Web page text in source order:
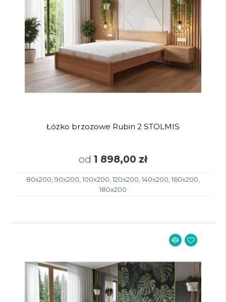
Łóżko brzozowe Rubin 2 STOLMIS
od 1 898,00 zł
80x200, 90x200, 100x200, 120x200, 140x200, 160x200,
180x200